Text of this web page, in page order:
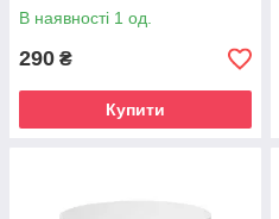
В наявності 1 од.
290 ₴
Купити